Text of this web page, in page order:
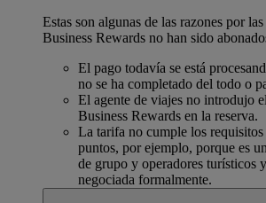
Estas son algunas de las razones por
Business Rewards no han sido
El pago todavía se está
no se ha completado del todo o
El agente de viajes no introdujo
Business Rewards en la reserva.
La tarifa no cumple los
puntos, por ejemplo, porque es
de grupo y operadores turísticos
negociada formalmente.